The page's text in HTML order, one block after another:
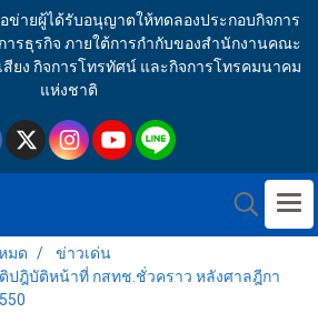
ข่ายผู้ได้รับอนุญาตให้ทดลองประกอบกิจการ
ารธุรกิจ ภายใต้การกำกับของสำนักงานคณะ
สียง กิจการโทรทัศน์ และกิจการโทรคมนาคม
แห่งชาติ
มด
ข่าวเด่น
ฎิบัติหน้าที่ กสทช.ชั่วคราว หลังศาลฎีกา